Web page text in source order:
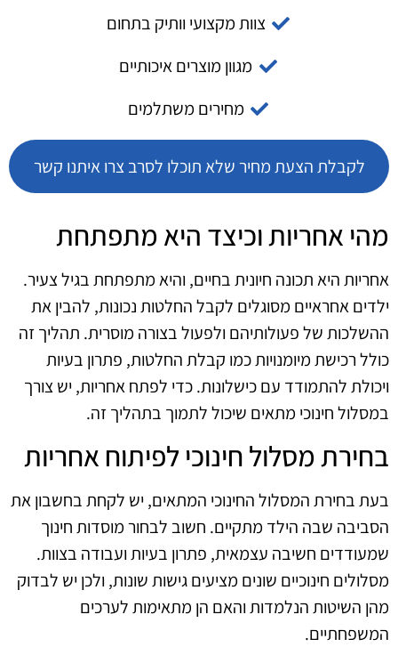
צוות מקצועי וותיק בתחום
מגוון מוצרים איכותיים
מחירים משתלמים
לקבלת הצעת מחיר שלא תוכלו לסרב צרו איתנו קשר
מהי אחריות וכיצד היא מתפתחת
אחריות היא תכונה חיונית בחיים, והיא מתפתחת בגיל צעיר.
ילדים אחראיים מסוגלים לקבל החלטות נכונות, להבין את
ההשלכות של פעולותיהם ולפעול בצורה מוסרית. תהליך זה
כולל רכישת מיומנויות כמו קבלת החלטות, פתרון בעיות
ויכולת להתמודד עם כישלונות. כדי לפתח אחריות, יש צורך
במסלול חינוכי מתאים שיכול לתמוך בתהליך זה.
בחירת מסלול חינוכי לפיתוח אחריות
בעת בחירת המסלול החינוכי המתאים, יש לקחת בחשבון את
הסביבה שבה הילד מתקיים. חשוב לבחור מוסדות חינוך
שמעודדים חשיבה עצמאית, פתרון בעיות ועבודה בצוות.
מסלולים חינוכיים שונים מציעים גישות שונות, ולכן יש לבדוק
מהן השיטות הנלמדות והאם הן מתאימות לערכים
המשפחתיים.